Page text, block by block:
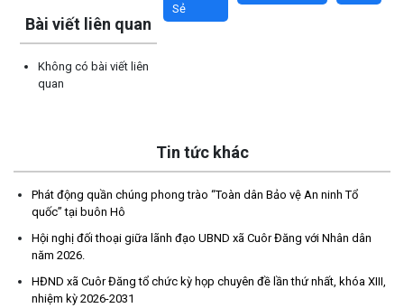
Sẻ
Bài viết liên quan
Không có bài viết liên
quan
Tin tức khác
Phát động quần chúng phong trào “Toàn dân Bảo vệ An ninh Tổ
quốc” tại buôn Hô
Hội nghị đối thoại giữa lãnh đạo UBND xã Cuôr Đăng với Nhân dân
năm 2026.
HĐND xã Cuôr Đăng tổ chức kỳ họp chuyên đề lần thứ nhất, khóa XIII,
nhiệm kỳ 2026-2031
Thông báo tiếp nhận phản ánh, kiến nghị về quy định thủ tục
hành chính
(07/08/2026)